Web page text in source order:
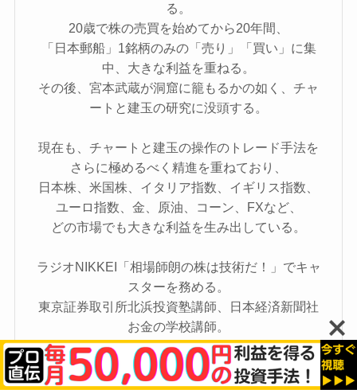
る。
20歳で株の売買を始めてから20年間、
「日本郵船」1銘柄のみの「売り」「買い」に集
中、大きな利益を重ねる。
その後、宮本武蔵が洞窟に籠もるかの如く、チャ
ートと建玉の研究に没頭する。
現在も、チャートと建玉の操作のトレード手法を
さらに極めるべく精進を重ねており、
日本株、米国株、イタリア指数、イギリス指数、
ユーロ指数、金、原油、コーン、FXなど、
どの市場でも大きな利益を生み出している。
ラジオNIKKEI「相場師朗の株は技術だ！」でキャ
スターを務める。
東京証券取引所北浜投資塾講師、日本経済新聞社
お金の学校講師。
執筆書籍はこちら！